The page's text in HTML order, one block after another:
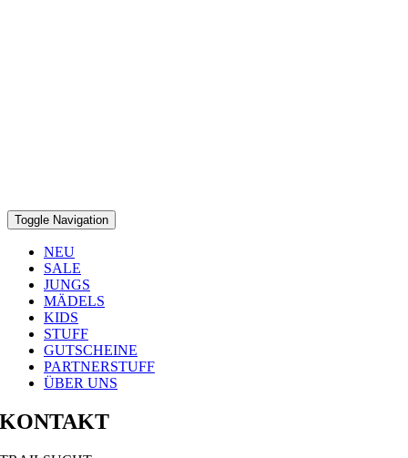
Toggle Navigation
NEU
SALE
JUNGS
MÄDELS
KIDS
STUFF
GUTSCHEINE
PARTNERSTUFF
ÜBER UNS
KONTAKT